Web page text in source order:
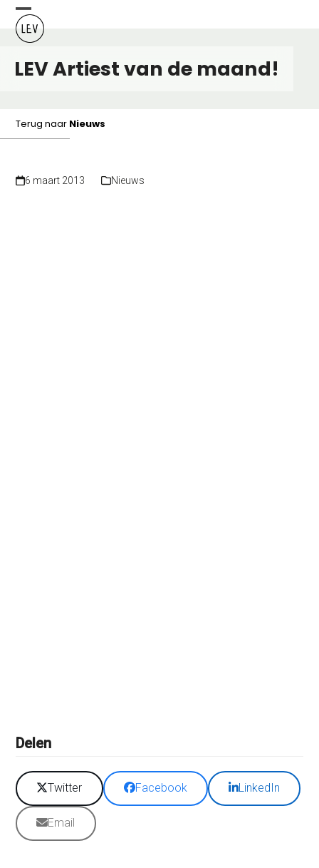
Skip
content
Open
mobile
menu
Close
mobile
menu
LEV Artiest van de maand!
Terug naar Nieuws
6 maart 2013 Nieuws
Delen
Twitter Facebook LinkedIn
Email